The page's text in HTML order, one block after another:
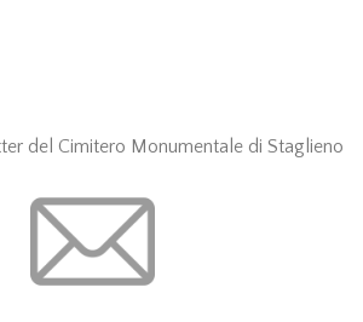
del Cimitero Monumentale di Staglieno